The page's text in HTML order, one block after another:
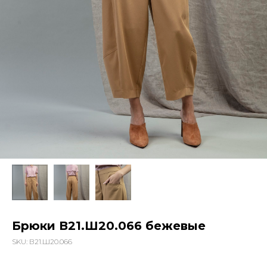
Брюки В21.Ш20.066 бежевые
SKU: В21.Ш20.066